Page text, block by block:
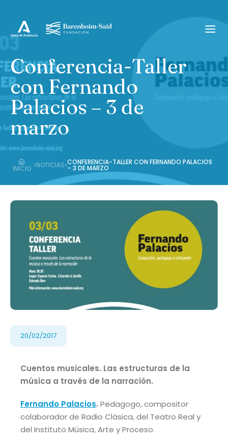
Conferencia-Taller
con Fernando
Palacios – 3 de
marzo
INICIO ›NOTICIAS›CONFERENCIA-TALLER CON FERNANDO PALACIOS
– 3 DE MARZO
20/02/2017
Cuentos musicales. Las estructuras de la
música a través de la narración.
Fernando Palacios. Pedagogo, compositor
colaborador de Radio Clásica, del Teatro Real y
del Instituto Música, Arte y Proceso.